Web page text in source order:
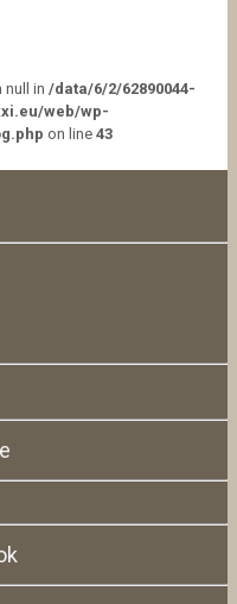
null in /data/6/2/62890044-
web/wp-
on line 43